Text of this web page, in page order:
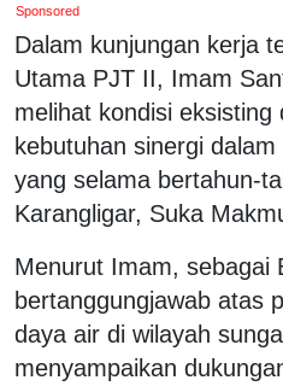
Sponsored
Dalam kunjungan kerja
Utama PJT II, Imam
melihat kondisi
kebutuhan sinergi
yang selama bertahun-
Karangligar, Suka
Menurut Imam, sebagai
bertanggungjawab atas
daya air di wilayah
menyampaikan